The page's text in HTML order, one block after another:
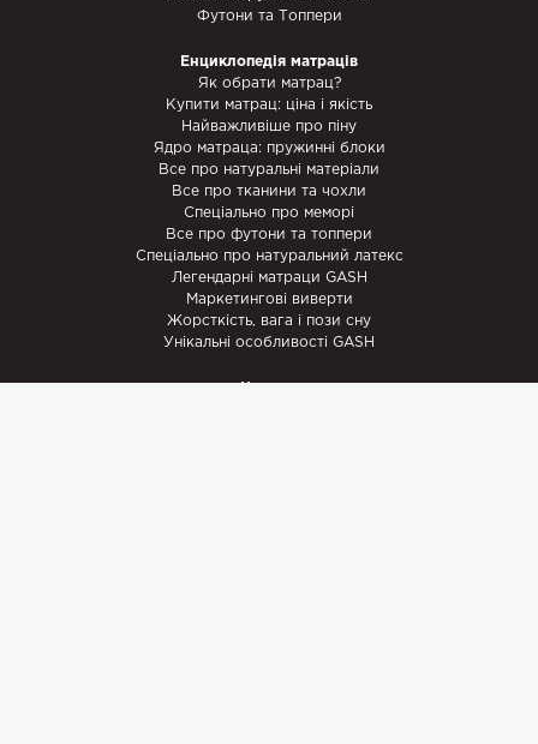
Футони та Топпери
Енциклопедія матраців
Як обрати матрац?
Купити матрац: ціна і якість
Найважливіше про піну
Ядро матраца: пружинні блоки
Все про натуральні матеріали
Все про тканини та чохли
Спеціально про меморі
Все про футони та топпери
Спеціально про натуральний латекс
Легендарні матраци GASH
Маркетингові виверти
Жорсткість, вага і пози сну
Унікальні особливості GASH